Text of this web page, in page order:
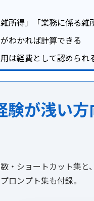
所得」「業務に係る
わかれば計算できる
は経費として認められ
が浅い方
・ショートカット集
ロンプト集も付録。